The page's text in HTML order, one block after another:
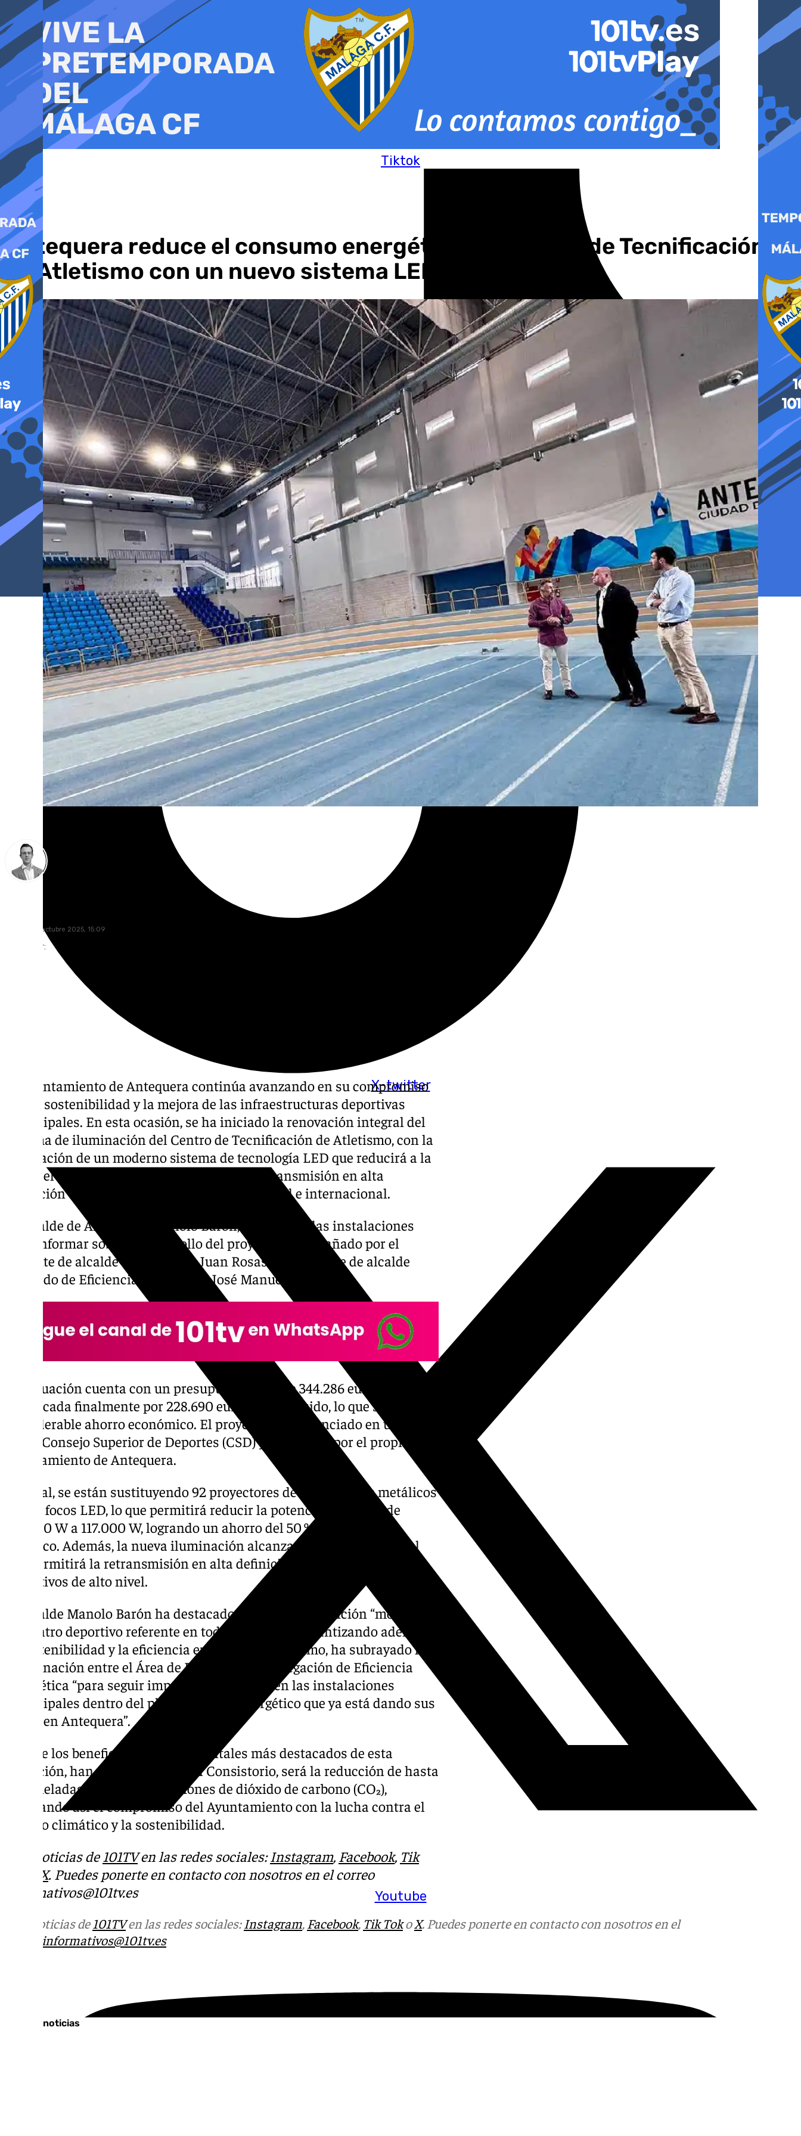
al
contenido
Tiktok
X-twitter
Youtube
Antequera reduce el consumo energético del Centro de Tecnificación
de Atletismo con un nuevo sistema LED
viernes, 10 octubre 2025, 15:09
Compartir:
El Ayuntamiento de Antequera continúa avanzando en su compromiso
con la sostenibilidad y la mejora de las infraestructuras deportivas
municipales. En esta ocasión, se ha iniciado la renovación integral del
sistema de iluminación del Centro de Tecnificación de Atletismo, con la
instalación de un moderno sistema de tecnología LED que reducirá a la
mitad el consumo eléctrico y permitirá la retransmisión en alta
definición de competiciones de ámbito nacional e internacional.
El alcalde de Antequera, Manolo Barón, ha visitado las instalaciones
para informar sobre el desarrollo del proyecto, acompañado por el
teniente de alcalde de Deportes, Juan Rosas, y el teniente de alcalde
delegado de Eficiencia Energética, José Manuel Fernández.
La actuación cuenta con un presupuesto total de 344.286 euros, y ha sido
adjudicada finalmente por 228.690 euros IVA incluido, lo que supone un
considerable ahorro económico. El proyecto está financiado en un 65 %
por el Consejo Superior de Deportes (CSD) y en un 35 % por el propio
Ayuntamiento de Antequera.
En total, se están sustituyendo 92 proyectores de halogenuros metálicos
por 96 focos LED, lo que permitirá reducir la potencia instalada de
132.000 W a 117.000 W, logrando un ahorro del 50 % en consumo
eléctrico. Además, la nueva iluminación alcanzará los 1.400 lux, nivel
que permitirá la retransmisión en alta definición (HD) de eventos
deportivos de alto nivel.
El alcalde Manolo Barón ha destacado que esta intervención “moderniza
un centro deportivo referente en toda Andalucía, garantizando además
la sostenibilidad y la eficiencia energética”. Asimismo, ha subrayado la
coordinación entre el Área de Deportes y la Delegación de Eficiencia
Energética “para seguir impulsando mejoras en las instalaciones
municipales dentro del plan de ahorro energético que ya está dando sus
frutos en Antequera”.
Uno de los beneficios medioambientales más destacados de esta
actuación, han señalado desde el Consistorio, será la reducción de hasta
9,5 toneladas anuales de emisiones de dióxido de carbono (CO₂),
reforzando así el compromiso del Ayuntamiento con la lucha contra el
cambio climático y la sostenibilidad.
Más noticias de 101TVen las redes sociales: Instagram, Facebook, Tik
X. Puedes ponerte en contacto con nosotros en el correo
informativos@101tv.es
Más noticias de 101TVen las redes sociales: Instagram, Facebook, Tik TokoX. Puedes ponerte en contacto con nosotros en el
informativos@101tv.es
Últimas noticias